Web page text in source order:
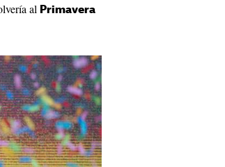
al Primavera